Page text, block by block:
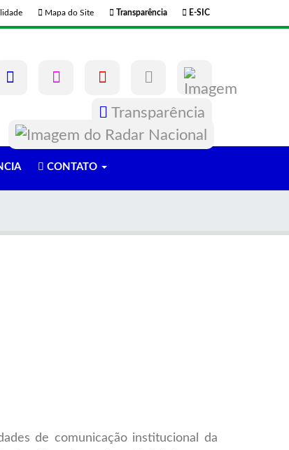
Mapa do Site Transparência E-SIC
Transparência
CONTATO
de comunicação institucional da